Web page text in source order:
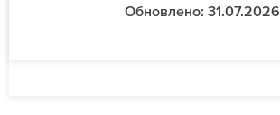
Обновлено: 31.07.2026